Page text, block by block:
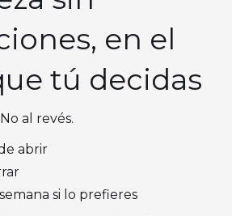
en el
tú decidas
al revés.
abrir
si lo prefieres